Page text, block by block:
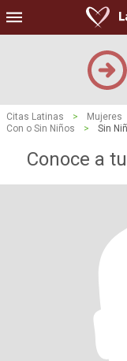
Citas Latinas > Mujeres
Con o Sin Niños
> Sin
Conoce a